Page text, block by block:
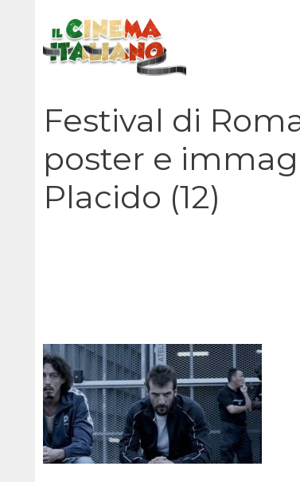
contenuto
Festival di
poster e
Placido (12)